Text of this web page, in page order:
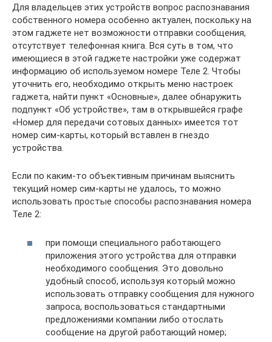
Для владельцев этих устройств вопрос распознавания
собственного номера особенно актуален, поскольку на
этом гаджете нет возможности отправки сообщения,
отсутствует телефонная книга. Вся суть в том, что
имеющиеся в этой гаджете настройки уже содержат
информацию об используемом номере Теле 2. Чтобы
уточнить его, необходимо открыть меню настроек
гаджета, найти пункт «Основные», далее обнаружить
подпункт «Об устройстве», там в открывшейся графе
«Номер для передачи сотовых данных» имеется тот
номер сим-карты, который вставлен в гнездо
устройства.
Если по каким-то объективным причинам выяснить
текущий номер сим-карты не удалось, то можно
использовать простые способы распознавания номера
Теле 2:
при помощи специального работающего
приложения этого устройства для отправки
необходимого сообщения. Это довольно
удобный способ, используя который можно
использовать отправку сообщения для нужного
запроса, воспользоваться стандартными
предложениями компании либо отослать
сообщение на другой работающий номер;